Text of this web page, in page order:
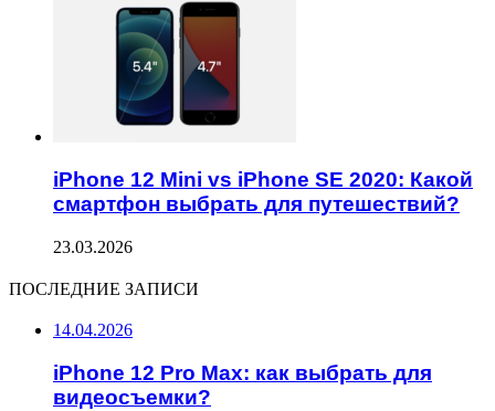
iPhone 12 Mini vs iPhone SE 2020: Какой
смартфон выбрать для путешествий?
23.03.2026
ПОСЛЕДНИЕ ЗАПИСИ
14.04.2026
iPhone 12 Pro Max: как выбрать для
видеосъемки?